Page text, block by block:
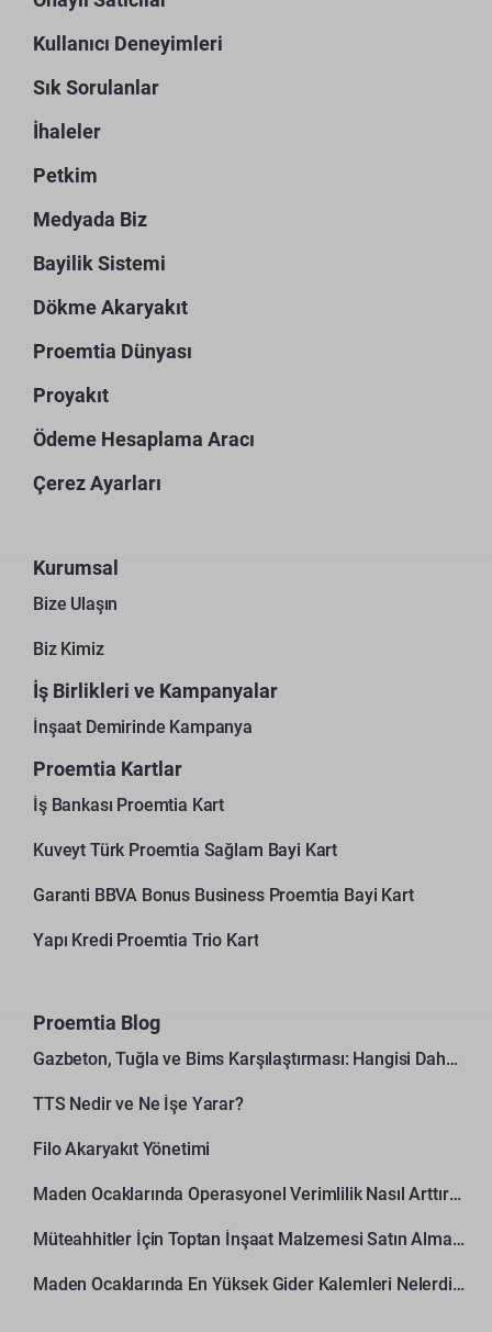
Kullanıcı Deneyimleri
Sık Sorulanlar
İhaleler
Petkim
Medyada Biz
Bayilik Sistemi
Dökme Akaryakıt
Proemtia Dünyası
Proyakıt
Ödeme Hesaplama Aracı
Çerez Ayarları
Kurumsal
Bize Ulaşın
Biz Kimiz
İş Birlikleri ve Kampanyalar
İnşaat Demirinde Kampanya
Proemtia Kartlar
İş Bankası Proemtia Kart
Kuveyt Türk Proemtia Sağlam Bayi Kart
Garanti BBVA Bonus Business Proemtia Bayi Kart
Yapı Kredi Proemtia Trio Kart
Proemtia Blog
Gazbeton, Tuğla ve Bims Karşılaştırması: Hangisi Daha Avantajlı?
TTS Nedir ve Ne İşe Yarar?
Filo Akaryakıt Yönetimi
Maden Ocaklarında Operasyonel Verimlilik Nasıl Arttırılır?
Müteahhitler İçin Toptan İnşaat Malzemesi Satın Alma Rehberi
Maden Ocaklarında En Yüksek Gider Kalemleri Nelerdir?